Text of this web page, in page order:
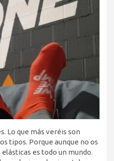
Lo que más veréis son
tipos. Porque aunque no os
es todo un mundo.